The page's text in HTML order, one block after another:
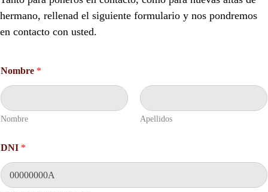
hermano, rellenad el siguiente formulario y nos pondremos
en contacto con usted.
Nombre *
Nombre Apellidos
N
*
*
DNI *